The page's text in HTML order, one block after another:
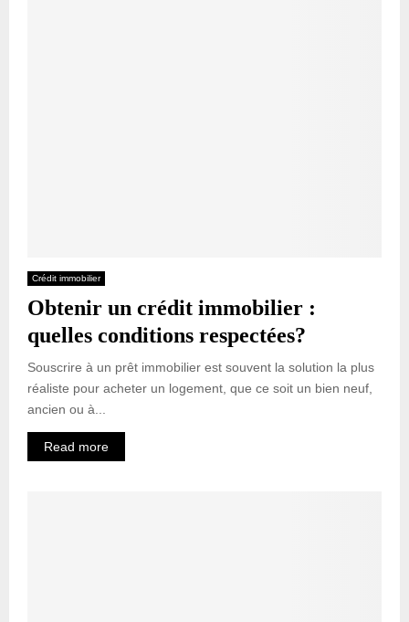
Crédit immobilier
Obtenir un crédit immobilier :
quelles conditions respectées?
Souscrire à un prêt immobilier est souvent la solution la plus
réaliste pour acheter un logement, que ce soit un bien neuf,
ancien ou à...
Read more